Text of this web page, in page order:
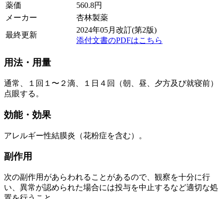
薬価
560.8円
メーカー
杏林製薬
最終更新
2024年05月改訂(第2版)
添付文書のPDFはこちら
用法・用量
通常、１回１〜２滴、１日４回（朝、昼、夕方及び就寝前）
点眼する。
効能・効果
アレルギー性結膜炎（花粉症を含む）。
副作用
次の副作用があらわれることがあるので、観察を十分に行
い、異常が認められた場合には投与を中止するなど適切な処